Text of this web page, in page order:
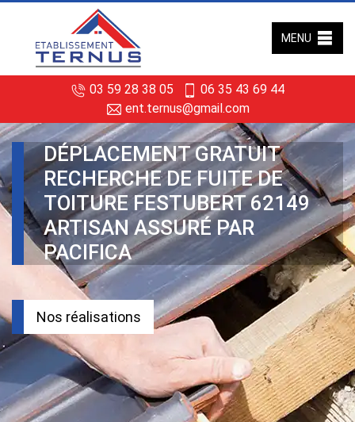
03 59 28 38 05
06 35 43 69 44
ent.ternus@gmail.com
MENU
DÉPLACEMENT GRATUIT
RECHERCHE DE FUITE DE
TOITURE FESTUBERT 62149
ARTISAN ASSURÉ PAR
PACIFICA
Nos réalisations